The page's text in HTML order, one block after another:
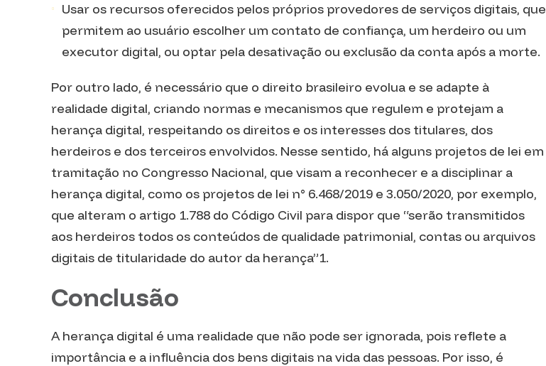
Usar os recursos oferecidos pelos próprios provedores de serviços digitais, que
permitem ao usuário escolher um contato de confiança, um herdeiro ou um
executor digital, ou optar pela desativação ou exclusão da conta após a morte.
Por outro lado, é necessário que o direito brasileiro evolua e se adapte à
realidade digital, criando normas e mecanismos que regulem e protejam a
herança digital, respeitando os direitos e os interesses dos titulares, dos
herdeiros e dos terceiros envolvidos. Nesse sentido, há alguns projetos de lei em
tramitação no Congresso Nacional, que visam a reconhecer e a disciplinar a
herança digital, como os projetos de lei n° 6.468/2019 e 3.050/2020, por exemplo,
que alteram o artigo 1.788 do Código Civil para dispor que “serão transmitidos
aos herdeiros todos os conteúdos de qualidade patrimonial, contas ou arquivos
digitais de titularidade do autor da herança”1.
Conclusão
A herança digital é uma realidade que não pode ser ignorada, pois reflete a
importância e a influência dos bens digitais na vida das pessoas. Por isso, é